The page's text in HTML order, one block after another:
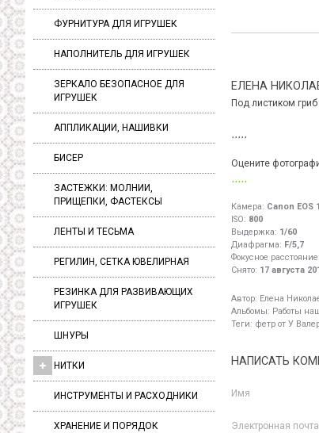
ФУРНИТУРА ДЛЯ ИГРУШЕК
НАПОЛНИТЕЛЬ ДЛЯ ИГРУШЕК
ЗЕРКАЛО БЕЗОПАСНОЕ ДЛЯ
ИГРУШЕК
АППЛИКАЦИИ, НАШИВКИ
БИСЕР
ЗАСТЕЖКИ: МОЛНИИ,
ПРИЩЕПКИ, ФАСТЕКСЫ
ЛЕНТЫ И ТЕСЬМА
РЕГИЛИН, СЕТКА ЮВЕЛИРНАЯ
РЕЗИНКА ДЛЯ РАЗВИВАЮЩИХ
ИГРУШЕК
ШНУРЫ
НИТКИ
ИНСТРУМЕНТЫ И РАСХОДНИКИ
ХРАНЕНИЕ И ПОРЯДОК
ЕЛЕНА
Под листиком
Оцените
Камера: Canon EOS
ISO: 800
Выдержка: 1/60
Диафрагма: F/5,7
Фокусное расстояние:
Снято: 17 августа
Автор: Елена
Альбомы: Работы
Теги: фетр от У
НАПИСАТЬ
Имя
Электронная почта